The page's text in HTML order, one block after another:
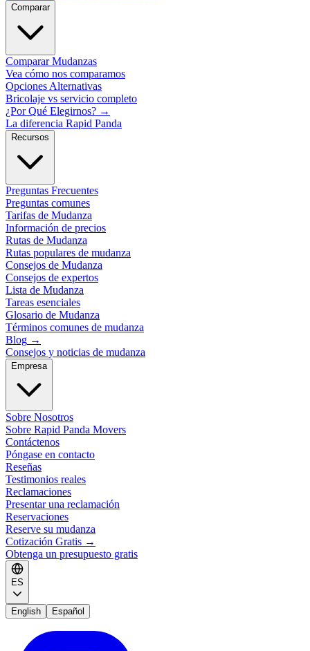
Comparar
Comparar Mudanzas
Vea cómo nos comparamos
Opciones Alternativas
Bricolaje vs servicio completo
¿Por Qué Elegirnos? →
La diferencia Rapid Panda
Recursos
Preguntas Frecuentes
Preguntas comunes
Tarifas de Mudanza
Información de precios
Rutas de Mudanza
Rutas populares de mudanza
Consejos de Mudanza
Consejos de expertos
Lista de Mudanza
Tareas esenciales
Glosario de Mudanza
Términos comunes de mudanza
Blog →
Consejos y noticias de mudanza
Empresa
Sobre Nosotros
Sobre Rapid Panda Movers
Contáctenos
Póngase en contacto
Reseñas
Testimonios reales
Reclamaciones
Presentar una reclamación
Reservaciones
Reserve su mudanza
Cotización Gratis →
Obtenga un presupuesto gratis
ES
English Español